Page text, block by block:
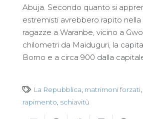
Abuja. Secondo quanto si
estremisti avrebbero rapito
ragazze a Waranbe, vicino a
chilometri da Maiduguri, la
Borno e a circa 900 dalla
La Repubblica matrimoni forzati
rapimento schiavitù